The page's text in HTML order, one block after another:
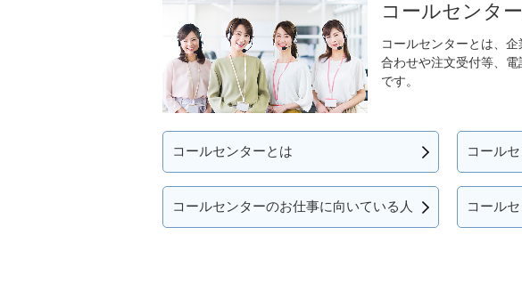
コールセンタ
コールセンターとは、
合わせや注文受付等、
です。
コールセンターとは コール
コールセンターのお仕事に向いている人 コール